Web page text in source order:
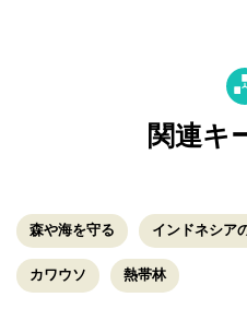
関連キ
森や海を守る インドネシア
カワウソ 熱帯林